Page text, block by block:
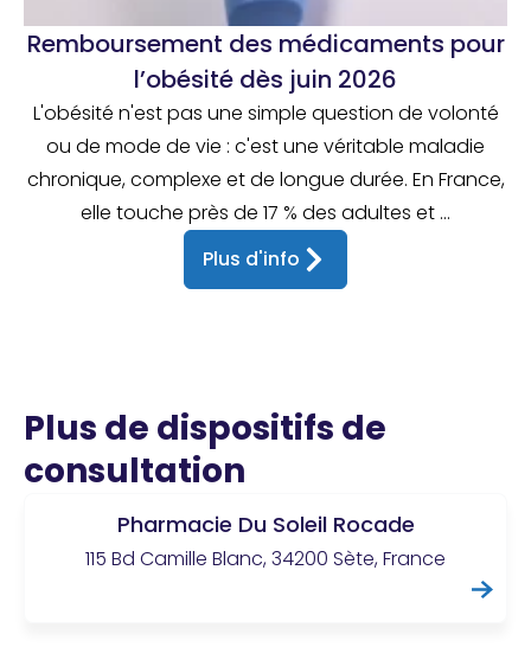
Remboursement des médicaments pour
l’obésité dès juin 2026
L'obésité n'est pas une simple question de volonté
ou de mode de vie : c'est une véritable maladie
chronique, complexe et de longue durée. En France,
elle touche près de 17 % des adultes et ...
Plus d'info
Plus de dispositifs de
consultation
Pharmacie Du Soleil Rocade
115 Bd Camille Blanc, 34200 Sète, France